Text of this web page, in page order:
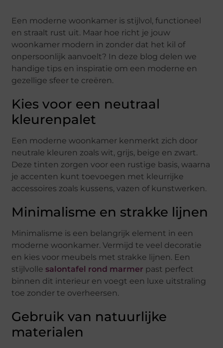
Een moderne woonkamer is stijlvol, functioneel
en straalt rust uit. Maar hoe richt je jouw
woonkamer modern in zonder dat het kil of
onpersoonlijk aanvoelt? In deze blog delen we
handige tips en inspiratie om een moderne en
gezellige sfeer te creëren.
Kies voor een neutraal
kleurenpalet
Een moderne woonkamer kenmerkt zich door
neutrale kleuren zoals wit, grijs, beige en zwart.
Deze tinten zorgen voor een rustige basis, waarna
je accenten kunt toevoegen met kleurrijke
accessoires zoals kussens, vazen of kunstwerken.
Minimalisme en strakke lijnen
Minimalisme is een belangrijk element in een
moderne woonkamer. Vermijd te veel decoratie
en kies voor meubels met strakke lijnen. Een
stijlvolle salontafel rond marmer past perfect
binnen dit interieur en voegt een luxe uitstraling
toe zonder te overheersen.
Gebruik van natuurlijke
materialen